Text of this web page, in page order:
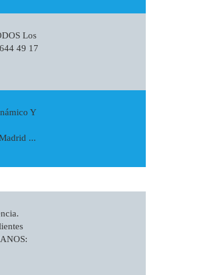
Los
49 17
Y
...